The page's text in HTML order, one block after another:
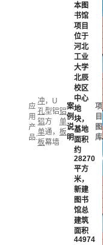
应
用
产
品:
冲
孔
铝
单
板
，U
型铝
方
通，
幕墙
铝
单
板
案
例
说
明
本图
书馆
项目
位于
河北
工业
大学
北辰
校区
中心
地
块，
基地
面积
约
28270
平方
米，
新建
图书
馆总
建筑
面积
44974
项
目
图
库